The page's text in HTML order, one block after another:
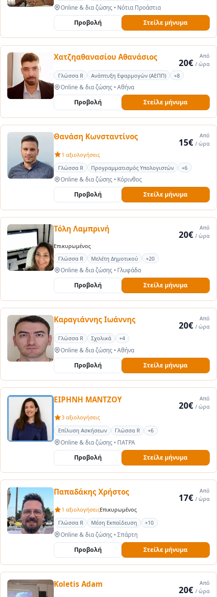
Online & δια ζώσης •Νότια Προάστια
Προβολή Στείλε μήνυμα
Χατζηαθανασίου Αθανάσιος Από
20€ / ώρα
Γλώσσα R
Ανάπτυξη Εφαρμογών (ΑΕΠΠ) +8
Online & δια ζώσης •Αθήνα
Προβολή Στείλε μήνυμα
Θανάση Κωνσταντίνος Από
15€ / ώρα
1 αξιολογήσεις
Γλώσσα R
Προγραμματισμός Υπολογιστών +6
Online & δια ζώσης •Κόρινθος
Προβολή Στείλε μήνυμα
Τόλη Λαμπρινή Από
20€ / ώρα
Επικυρωμένος
Γλώσσα R
Μελέτη Δημοτικού +20
Online & δια ζώσης •Γλυφάδα
Προβολή Στείλε μήνυμα
Kαραγιάννης Ιωάννης Από
20€ / ώρα
Γλώσσα R
Σχολικά +4
Online & δια ζώσης •Αθήνα
Προβολή Στείλε μήνυμα
ΕΙΡΗΝΗ ΜΑΝΤΖΟΥ Από
20€ / ώρα
3 αξιολογήσεις
Επίλυση Ασκήσεων
Γλώσσα R +6
Online & δια ζώσης •ΠΑΤΡΑ
Προβολή Στείλε μήνυμα
Παπαδάκης Χρήστος Από
17€ / ώρα
1 αξιολογήσειςΕπικυρωμένος
Γλώσσα R
Μέση Εκπαίδευση +10
Online & δια ζώσης •Σπάρτη
Προβολή Στείλε μήνυμα
Koletis Adam Από
20€ / ώρα